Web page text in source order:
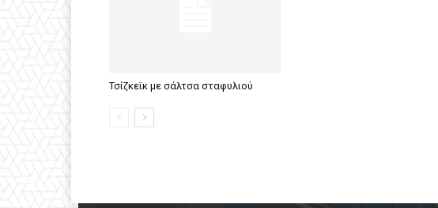
Τσίζκεϊκ με σάλτσα σταφυλιού